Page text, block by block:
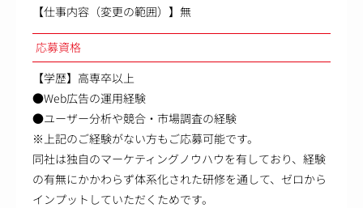
【仕事内容（変更の範囲）】無
応募資格
【学歴】高専卒以上
●Web広告の運用経験
●ユーザー分析や競合・市場調査の経験
※上記のご経験がない方もご応募可能です。
同社は独自のマーケティングノウハウを有しており、経験
の有無にかかわらず体系化された研修を通して、ゼロから
インプットしていただくためです。